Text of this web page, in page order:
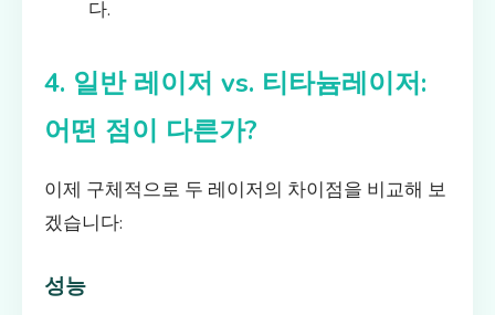
다.
4. 일반 레이저 vs. 티타늄레이저:
어떤 점이 다른가?
이제 구체적으로 두 레이저의 차이점을 비교해 보
겠습니다:
성능